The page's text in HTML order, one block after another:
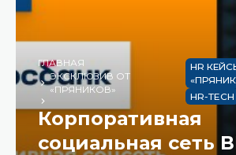
ГЛАВНАЯ
ЭКСКЛЮЗИВ ОТ
«ПРЯНИКОВ»
HR
HR-TECH
Корпоративная
социальная сеть